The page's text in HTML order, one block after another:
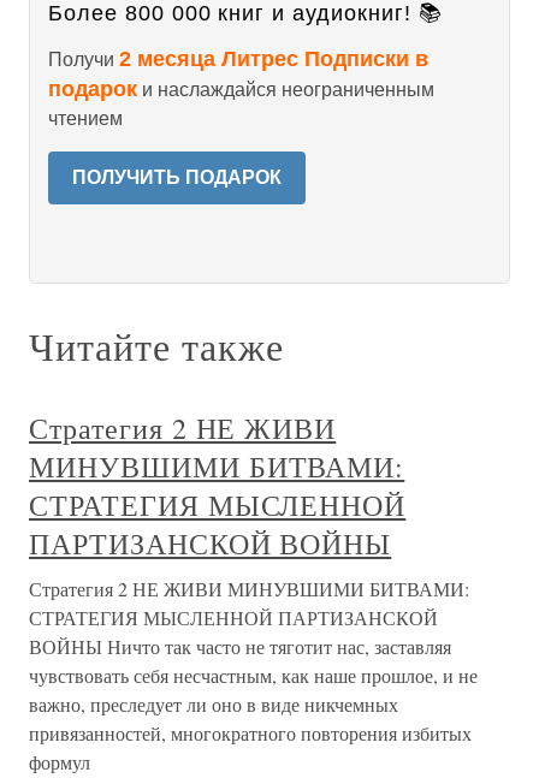
Более 800 000 книг и аудиокниг! 📚
Получи 2 месяца Литрес Подписки в
подарок и наслаждайся неограниченным
чтением
ПОЛУЧИТЬ ПОДАРОК
Читайте также
Стратегия 2 НЕ ЖИВИ
МИНУВШИМИ БИТВАМИ:
СТРАТЕГИЯ МЫСЛЕННОЙ
ПАРТИЗАНСКОЙ ВОЙНЫ
Стратегия 2 НЕ ЖИВИ МИНУВШИМИ БИТВАМИ:
СТРАТЕГИЯ МЫСЛЕННОЙ ПАРТИЗАНСКОЙ
ВОЙНЫ Ничто так часто не тяготит нас, заставляя
чувствовать себя несчастным, как наше прошлое, и не
важно, преследует ли оно в виде никчемных
привязанностей, многократного повторения избитых
формул